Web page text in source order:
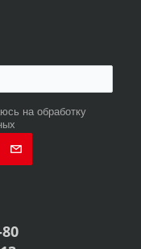
на обработку